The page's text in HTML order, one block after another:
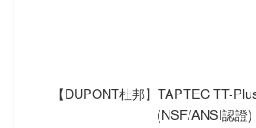
【DUPONT杜邦】TAPTEC TT-
(NSF/ANSI認證)